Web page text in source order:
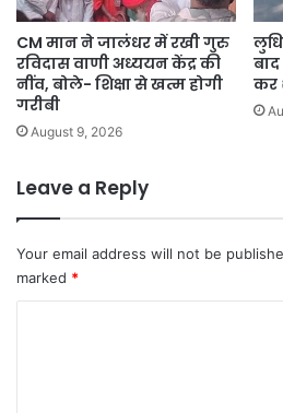
CM मान ने जालंधर में रखी गुरु
रविदास वाणी अध्ययन केंद्र की
नींव, बोले- शिक्षा से खत्म होगी
गरीबी
August 9, 2026
कर
Leave a Reply
Your email address will not be
marked *